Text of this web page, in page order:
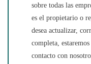
sobre todas las
es el propietario o
desea actualizar,
completa,
contacto con